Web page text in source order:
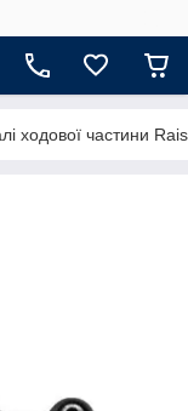
ходової частини